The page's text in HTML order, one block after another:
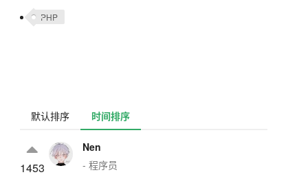
PHP
默认排序 时间排序
1453
Nen
- 程序员